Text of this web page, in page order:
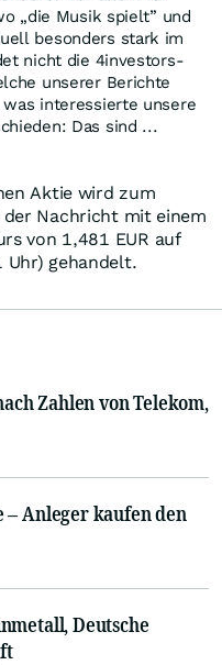
„die Musik spielt” und
besonders stark im
nicht die 4investors-
unserer Berichte
interessierte unsere
Das sind ...
Aktie wird zum
Nachricht mit einem
von 1,481 EUR auf
Uhr) gehandelt.
Zahlen von Telekom,
– Anleger kaufen den
Deutsche